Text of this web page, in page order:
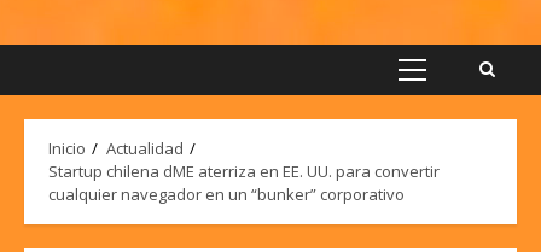
Menú
Inicio
Actualidad
Startup chilena dME aterriza en EE. UU. para convertir
cualquier navegador en un “bunker” corporativo